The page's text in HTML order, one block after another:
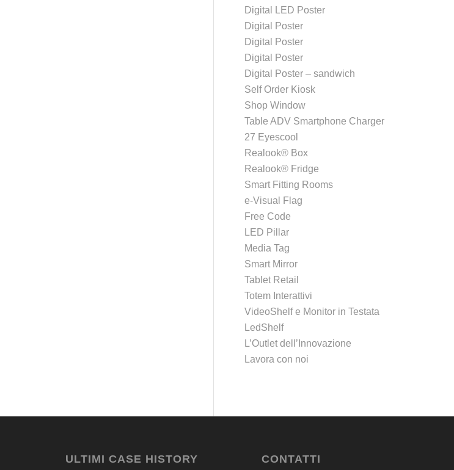
Digital LED Poster
Digital Poster
Digital Poster
Digital Poster
Digital Poster – sandwich
Self Order Kiosk
Shop Window
Table ADV Smartphone Charger
27 Eyescool
Realook® Box
Realook® Fridge
Smart Fitting Rooms
e-Visual Flag
Free Code
LED Pillar
Media Tag
Smart Mirror
Tablet Retail
Totem Interattivi
VideoShelf e Monitor in Testata
LedShelf
L’Outlet dell’Innovazione
Lavora con noi
ULTIMI CASE HISTORY CONTATTI